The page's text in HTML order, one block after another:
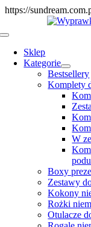
https://
Toggle
Navigation
Sklep
Kategorie
Bestsellery
Komplety
W
Boxy
Zestawy
Kokony
Rożki
Otulacze